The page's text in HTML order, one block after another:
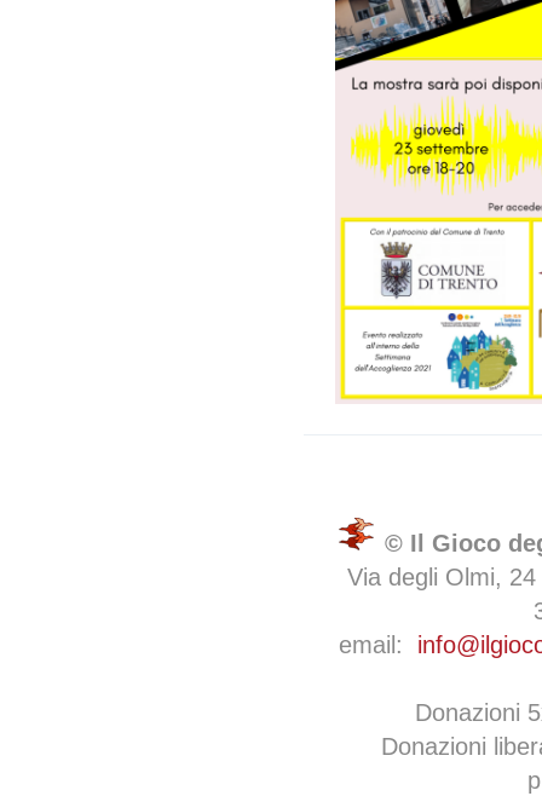
© Il Gioco
Via degli Olmi,
email:
Donazioni
Donazioni